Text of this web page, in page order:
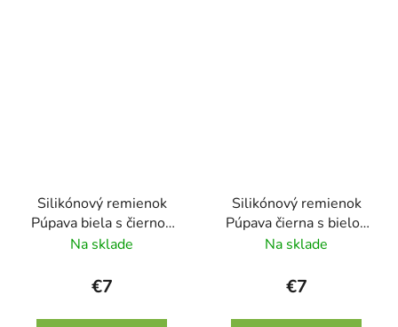
Silikónový remienok
Púpava biela s čiernou
22mm
Na sklade
€7
Silikónový remienok
Púpava čierna s bielou
22mm
Na sklade
€7